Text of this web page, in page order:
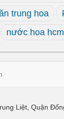
trung hoa
nước hoa hcm
Liệt, Quận